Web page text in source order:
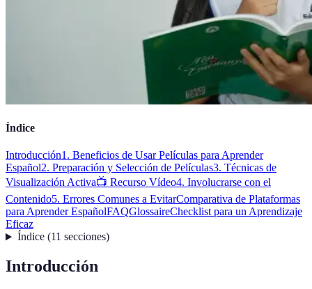
Índice
Introducción1. Beneficios de Usar Películas para Aprender
Español2. Preparación y Selección de Películas3. Técnicas de
Visualización Activa📺 Recurso Vídeo4. Involucrarse con el
Contenido5. Errores Comunes a EvitarComparativa de Plataformas
para Aprender EspañolFAQGlossaireChecklist para un Aprendizaje
Eficaz
Índice(11 secciones)
Introducción